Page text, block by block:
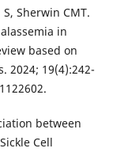
Sherwin CMT.
in
based on
2024; 19(4):242-
between
Cell